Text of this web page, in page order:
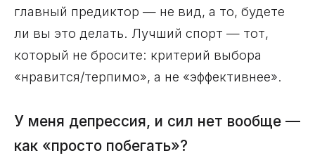
главный предиктор — не вид, а то, будете
ли вы это делать. Лучший спорт — тот,
который не бросите: критерий выбора
«нравится/терпимо», а не «эффективнее».
У меня депрессия, и сил нет вообще —
как «просто побегать»?